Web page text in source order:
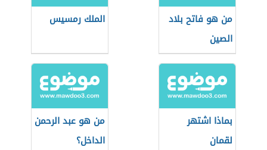
من هو فاتح بلاد
الصين
الملك رمسيس
بماذا اشتهر
لقمان
من هو عبد الرحمن
الداخل؟